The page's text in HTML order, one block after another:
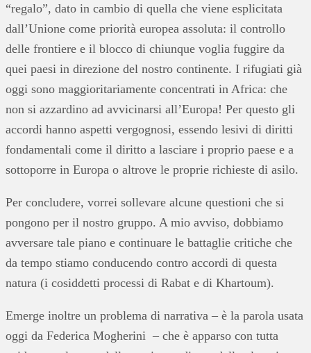
“regalo”, dato in cambio di quella che viene esplicitata
dall’Unione come priorità europea assoluta: il controllo
delle frontiere e il blocco di chiunque voglia fuggire da
quei paesi in direzione del nostro continente. I rifugiati già
oggi sono maggioritariamente concentrati in Africa: che
non si azzardino ad avvicinarsi all’Europa! Per questo gli
accordi hanno aspetti vergognosi, essendo lesivi di diritti
fondamentali come il diritto a lasciare i proprio paese e a
sottoporre in Europa o altrove le proprie richieste di asilo.
Per concludere, vorrei sollevare alcune questioni che si
pongono per il nostro gruppo. A mio avviso, dobbiamo
avversare tale piano e continuare le battaglie critiche che
da tempo stiamo conducendo contro accordi di questa
natura (i cosiddetti processi di Rabat e di Khartoum).
Emerge inoltre un problema di narrativa – è la parola usata
oggi da Federica Mogherini – che è apparso con tutta